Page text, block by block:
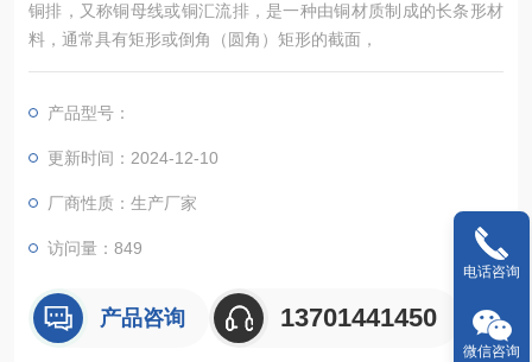
铜排，又称铜母线或铜汇流排，是一种由铜材质制成的长条形材
料，通常具有矩形或倒角（圆角）矩形的截面，
产品型号：
更新时间：2024-12-10
厂商性质：生产厂家
访问量：849
产品咨询 13701441450
电话咨询
微信咨询